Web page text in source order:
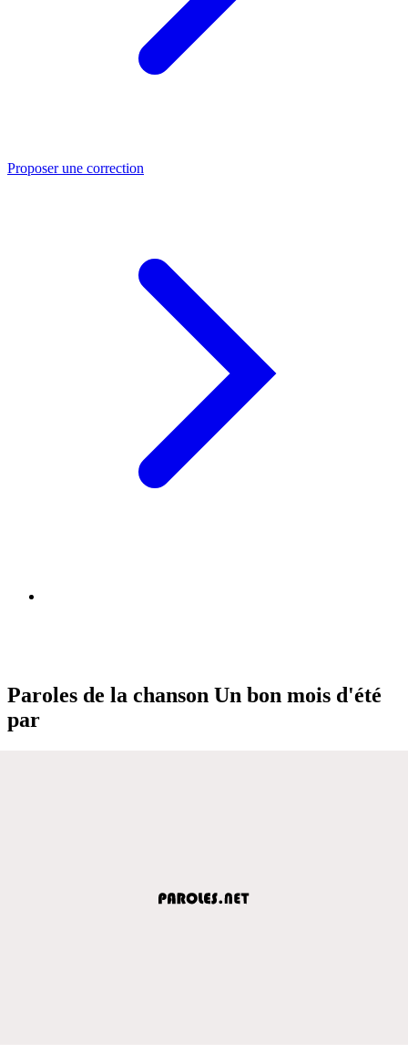
Proposer une correction
Paroles de la chanson Un bon mois d'été
par